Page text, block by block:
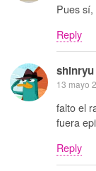
Pues
Reply
shinryu
13 mayo
falto el
fuera
Reply